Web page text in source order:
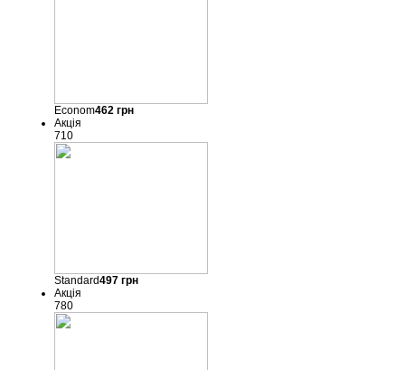
Econom462грн
Акція
710
Standard497грн
Акція
780